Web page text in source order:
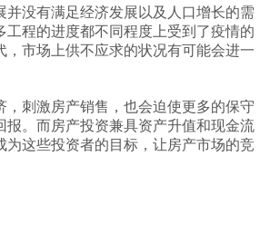
并没有满足经济发展以及人口增长的需
工程的进度都不同程度上受到了疫情的
，市场上供不应求的状况有可能会进一
，刺激房产销售，也会迫使更多的保守
报。而房产投资兼具资产升值和现金流
为这些投资者的目标，让房产市场的竞